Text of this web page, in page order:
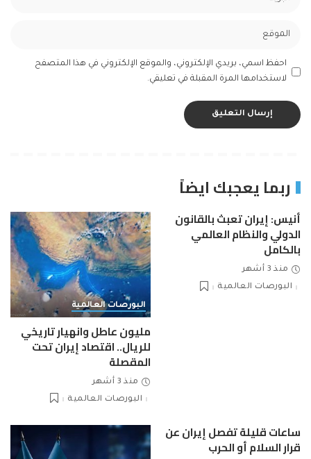
احفظ اسمي، بريدي الإلكتروني، والموقع الإلكتروني في هذا المتصفح
لاستخدامها المرة المقبلة في تعليقي.
ربما يعجبك ايضاً
أنيس: إيران تعبث بالقانون
الدولي والنظام العالمي
بالكامل
منذ 3 أشهر
البورصات العالمية
البورصات العالمية
مليون عاطل وانهيار تاريخي
للريال.. اقتصاد إيران تحت
المقصلة
منذ 3 أشهر
البورصات العالمية
ساعات قليلة تفصل إيران عن
قرار السلام أو الحرب